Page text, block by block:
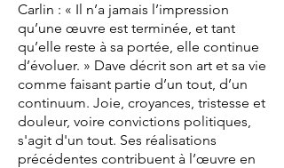
Carlin : « Il n’a jamais l’impression
qu’une œuvre est terminée, et tant
qu’elle reste à sa portée, elle continue
d’évoluer. » Dave décrit son art et sa vie
comme faisant partie d’un tout, d’un
continuum. Joie, croyances, tristesse et
douleur, voire convictions politiques,
s'agit d'un tout. Ses réalisations
précédentes contribuent à l’œuvre en